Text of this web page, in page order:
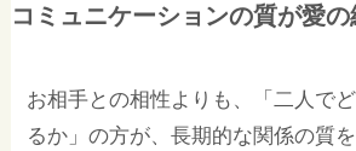
コミュニケーションの質が愛
お相手との相性よりも、「二人で
るか」の方が、長期的な関係の質